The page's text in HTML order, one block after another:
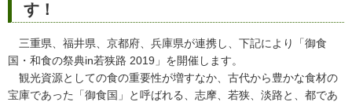
す！
三重県、福井県、京都府、兵庫県が連携し、下記により「御食
国・和食の祭典in若狭路 2019」を開催します。
観光資源としての食の重要性が増すなか、古代から豊かな食材の
宝庫であった「御食国」と呼ばれる、志摩、若狭、淡路と、都であ